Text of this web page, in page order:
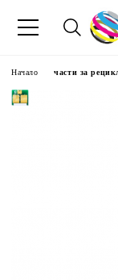
Начало части за